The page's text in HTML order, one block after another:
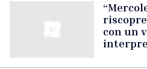
con un